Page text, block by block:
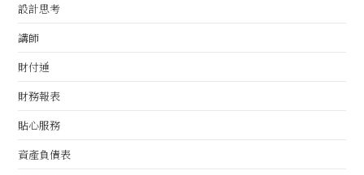
設計思考
講師
財付通
財務報表
貼心服務
資產負債表